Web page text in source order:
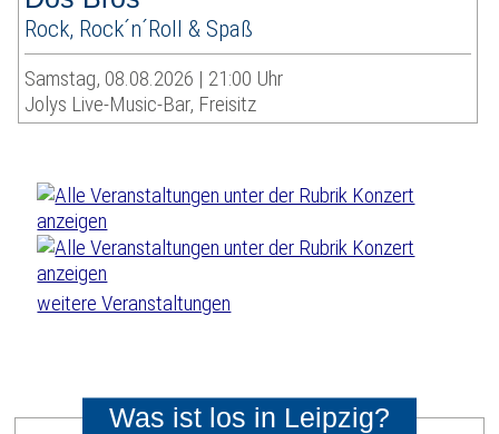
Rock, Rock´n´Roll & Spaß
Samstag, 08.08.2026 | 21:00 Uhr
Jolys Live-Music-Bar, Freisitz
weitere Veranstaltungen
Was ist los in Leipzig?